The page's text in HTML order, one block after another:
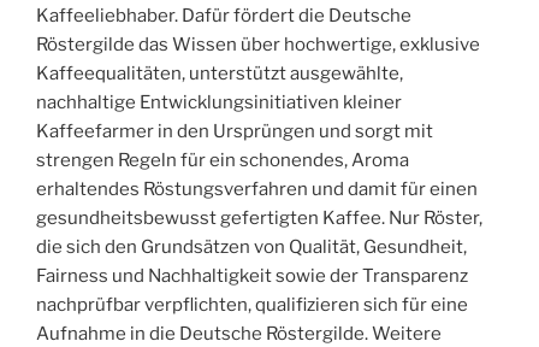
Kaffeeliebhaber. Dafür fördert die Deutsche
Röstergilde das Wissen über hochwertige, exklusive
Kaffeequalitäten, unterstützt ausgewählte,
nachhaltige Entwicklungsinitiativen kleiner
Kaffeefarmer in den Ursprüngen und sorgt mit
strengen Regeln für ein schonendes, Aroma
erhaltendes Röstungsverfahren und damit für einen
gesundheitsbewusst gefertigten Kaffee. Nur Röster,
die sich den Grundsätzen von Qualität, Gesundheit,
Fairness und Nachhaltigkeit sowie der Transparenz
nachprüfbar verpflichten, qualifizieren sich für eine
Aufnahme in die Deutsche Röstergilde. Weitere